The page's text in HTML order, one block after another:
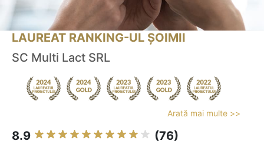
LAUREAT RANKING-UL ȘOIMII
SC Multi Lact SRL
Arată mai multe >>
8.9 (76)